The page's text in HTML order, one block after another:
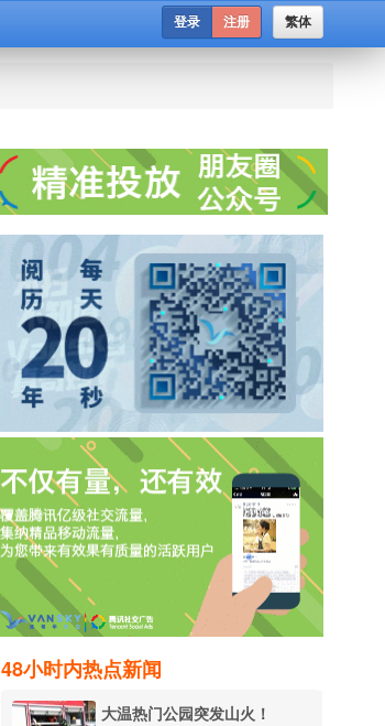
繁体
登录 注册
48小时内热点新闻
大温热门公园突发山火！